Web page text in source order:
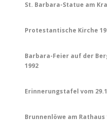
St. Barbara-Statue am
Protestantische Kirche
Barbara-Feier auf der
1992
Erinnerungstafel vom
Brunnenlöwe am Rathaus